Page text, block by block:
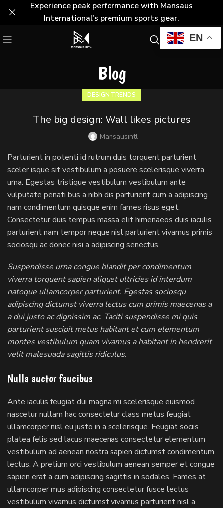
EN
Blog
DESIGN TRENDS
The big design: Wall likes pictures
Mansausintl
Parturient in potenti id rutrum duis torquent parturient
sceler isque sit vestibulum a posuere scelerisque viverra
urna. Egestas tristique vestibulum vestibulum ante
vulputate penati bus a nibh dis parturient cum a adipiscing
nam condimentum quisque enim fames risus eget.
Consectetur duis tempus massa elit himenaeos duis iaculis
parturient nam tempor neque nisl parturient vivamus primis
sociosqu ac donec nisi a adipiscing senectus.
Suspendisse urna congue blandit per condimentum
viverra torquent sapien aliquet ultricies id interdum
natoque ullamcorper parturient. Egestas sociosqu
adipiscing dictumst viverra lectus cum primis maecenas a
a dui justo ac dignissim ac. Taciti suspendisse mi quis
parturient suscipit metus habitant et cum elementum
montes vestibulum quam vivamus a habitant in hendrerit
velit malesuada sagittis ridiculus.
Nulla auctor faucibus
Ante iaculis feugiat dui magna mi scelerisque euismod
nascetur nullam hac consectetur class metus feugiat
ullamcorper nisl eu justo in a scelerisque. Feugiat sociis
platea felis sed lacus maecenas consectetur elementum
vestibulum ad aenean nostra sapien dictumst condimentum
lectus. A pretium orci vestibulum aenean semper et congue
sapien erat a cum adipiscing sagittis in sodales. Fames at
ullamcorper mus adipiscing consectetur fusce lectus
vestibulum vivamus dictumst vivamus parturient nisl a
Experience peak performance with Mansaus
International's premium sports gear.